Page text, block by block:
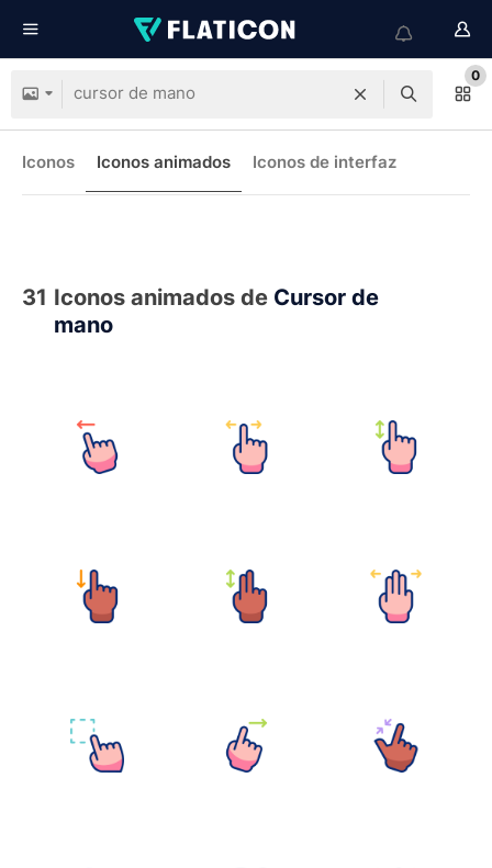
0
Iconos Iconos animados Iconos de interfaz
31 Iconos animados de Cursor de
mano